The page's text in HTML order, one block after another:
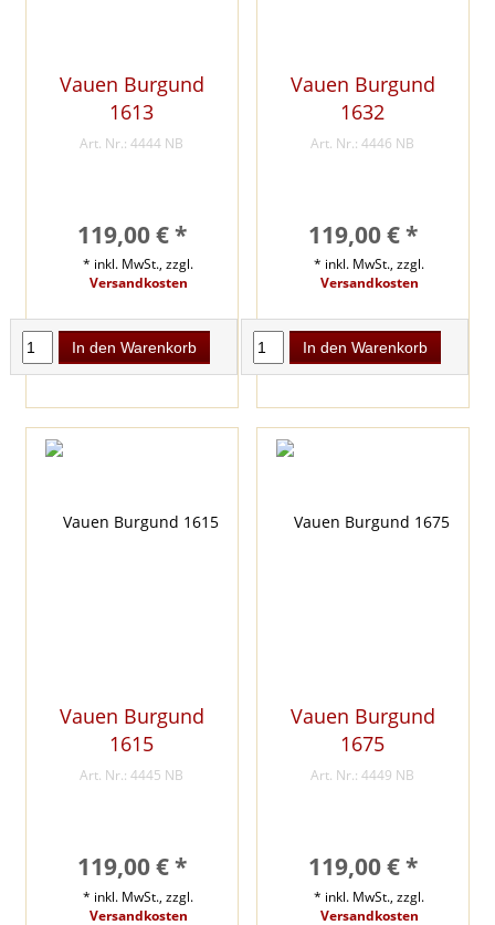
Vauen Burgund
1613
Art. Nr.: 4444 NB
119,00 € *
* inkl. MwSt., zzgl.
Versandkosten
In den Warenkorb
Vauen Burgund
1632
Art. Nr.: 4446 NB
119,00 € *
* inkl. MwSt., zzgl.
Versandkosten
In den Warenkorb
Vauen Burgund
1615
Art. Nr.: 4445 NB
119,00 € *
* inkl. MwSt., zzgl.
Versandkosten
Vauen Burgund
1675
Art. Nr.: 4449 NB
119,00 € *
* inkl. MwSt., zzgl.
Versandkosten